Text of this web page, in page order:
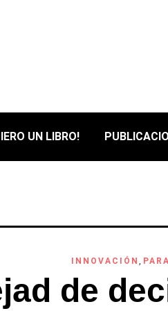
UN LIBRO!
INNOVACIÓN,
de